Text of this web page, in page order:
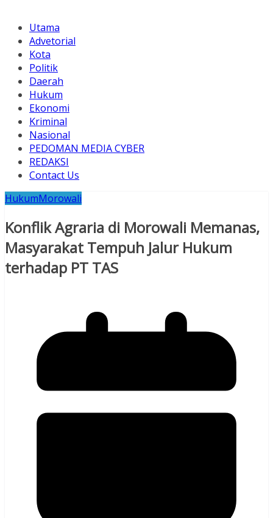
Utama
Advetorial
Kota
Politik
Daerah
Hukum
Ekonomi
Kriminal
Nasional
PEDOMAN MEDIA CYBER
REDAKSI
Contact Us
HukumMorowali
Konflik Agraria di Morowali Memanas,
Masyarakat Tempuh Jalur Hukum
terhadap PT TAS